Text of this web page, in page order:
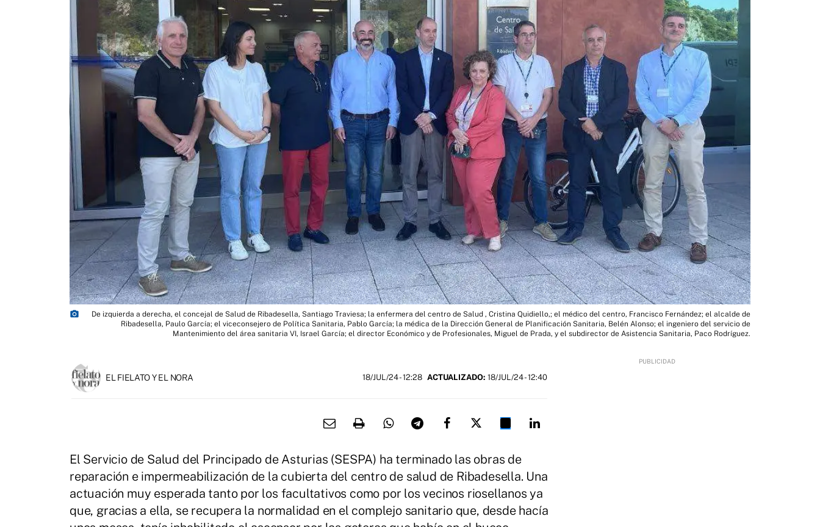
photo_camera
De izquierda a derecha, el concejal de Salud de Ribadesella, Santiago Traviesa; la enfermera del centro de Salud , Cristina Quidiello,; el médico del centro, Francisco Fernández; el alcalde de
Ribadesella, Paulo García; el viceconsejero de Política Sanitaria, Pablo García; la médica de la Dirección General de Planificación Sanitaria, Belén Alonso; el ingeniero del servicio de
Mantenimiento del área sanitaria VI, Israel García; el director Económico y de Profesionales, Miguel de Prada, y el subdirector de Asistencia Sanitaria, Paco Rodríguez.
EL FIELATO Y EL NORA 18/JUL/24- 12:28 ACTUALIZADO: 18/JUL/24 - 12:40
El Servicio de Salud del Principado de Asturias (SESPA) ha terminado las obras de
reparación e impermeabilización de la cubierta del centro de salud de Ribadesella. Una
actuación muy esperada tanto por los facultativos como por los vecinos riosellanos ya
que, gracias a ella, se recupera la normalidad en el complejo sanitario que, desde hacía